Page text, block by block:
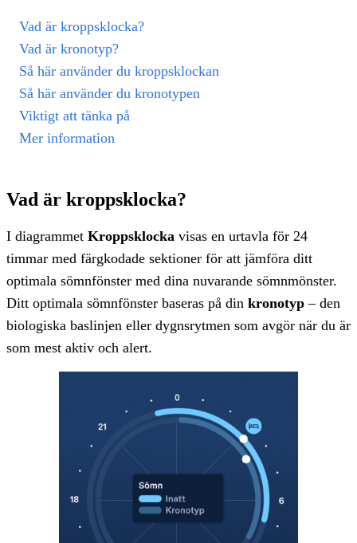
Vad är kroppsklocka?
Vad är kronotyp?
Så här använder du kroppsklockan
Så här använder du kronotypen
Viktigt att tänka på
Mer information
Vad är kroppsklocka?
I diagrammet Kroppsklocka visas en urtavla för 24
timmar med färgkodade sektioner för att jämföra ditt
optimala sömnfönster med dina nuvarande sömnmönster.
Ditt optimala sömnfönster baseras på din kronotyp – den
biologiska baslinjen eller dygnsrytmen som avgör när du är
som mest aktiv och alert.